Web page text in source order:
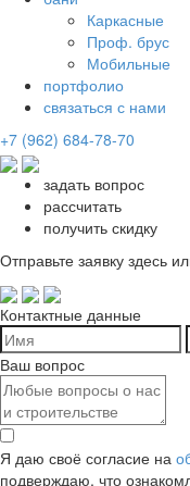
Каркасные
Проф. брус
Мобильные
портфолио
связаться с нами
+7 (962) 684-78-70
задать вопрос
рассчитать
получить скидку
Отправьте заявку здесь
Контактные данные
Ваш вопрос
Я даю своё согласие на
подверждаю, что